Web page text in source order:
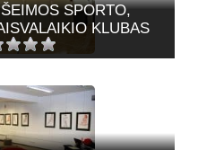
SPORTO,
KLUBAS